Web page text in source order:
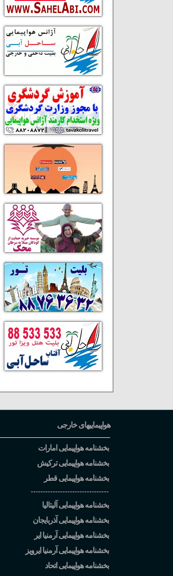
هواپیماییهای خارجی
بخشنامه هواپیمایی امارات
بخشنامه هواپیمایی ترکیش
بخشنامه هواپیمایی قطر
--------------------------------
بخشنامه هواپیمایی آلیتالیا
بخشنامه هواپیمایی آذربایجان
بخشنامه هواپیمایی آرمنیا ایر
بخشنامه هواپیمایی آرمنیا ایرویز
بخشنامه هواپیمایی اتحاد